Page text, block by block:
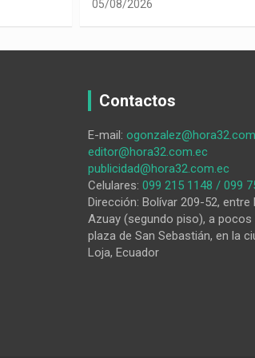
Contactos
E-mail:
editor@hora32.com.ec
publicidad@hora32.com.ec
Celulares: 099 215 1148 / 099
Dirección: Bolívar 209-52, entre
Azuay (segundo piso), a
plaza de San Sebastián, en la
Loja, Ecuador